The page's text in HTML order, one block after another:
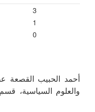
3
1
0
أحمد الحبيب القصعة
والعلوم السياسية،